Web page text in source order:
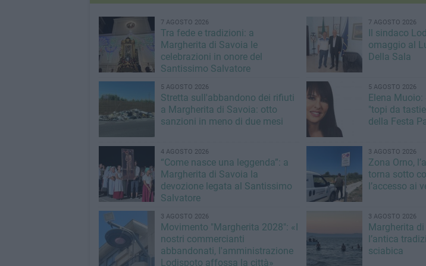
7 AGOSTO 2026
Tra fede e tradizioni: a
Margherita di Savoia le
celebrazioni in onore del
Santissimo Salvatore
7 AGOSTO 2026
Il sindaco
omaggio al
Della Sala
5 AGOSTO 2026
Stretta sull'abbandono dei rifiuti
a Margherita di Savoia: otto
sanzioni in meno di due mesi
5 AGOSTO 2026
Elena
"topi da
della Festa
4 AGOSTO 2026
“Come nasce una leggenda”: a
Margherita di Savoia la
devozione legata al Santissimo
Salvatore
3 AGOSTO 2026
Zona Orno,
torna sotto
l’accesso ai
3 AGOSTO 2026
Movimento "Margherita 2028": «I
nostri commercianti
abbandonati, l'amministrazione
Lodispoto affossa la città»
3 AGOSTO 2026
Margherita
l’antica
sciabica